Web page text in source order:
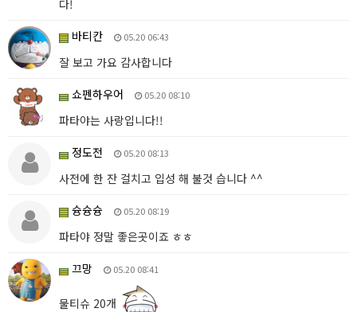
다!
바티칸
05.20 06:43
잘 보고 가요 감사합니다
쇼펜하우어
05.20 08:10
파타야는 사랑입니다!!
정도전
05.20 08:13
사전에 한 잔 걸치고 입성 해 불것 습니다 ^^
슝슝슝
05.20 08:19
파타야 정말 좋은곳이죠 ㅎㅎ
끄망
05.20 08:41
물티슈 20개